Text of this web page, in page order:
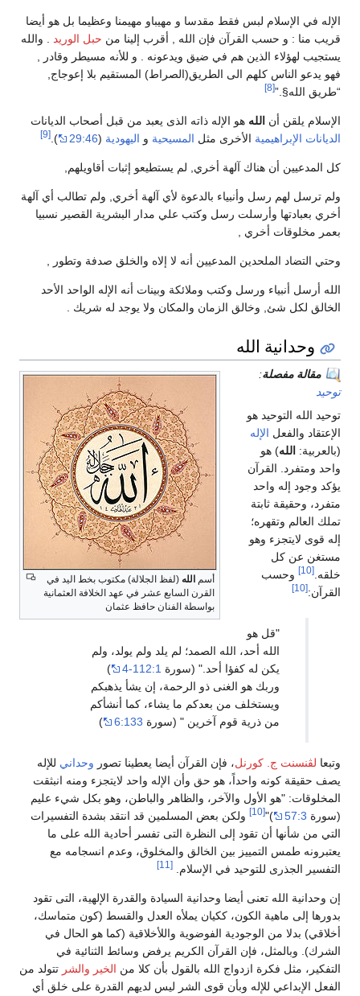
الإله في الإسلام لبس فقط مقدسا و مهيباو مهيمنا وعظيما بل هو أيضا
قريب منا : و حسب القرآن فإن الله , أقرب إلينا من حبل الوريد
. والله
يستجيب لهؤلاء الذين هم في ضيق ويدعونه . و للأنه مسيطر وقادر ,
فهو يدعو الناس كلهم الى الطريق(الصراط) المستقيم بلا إعوجاج,
“طريق الله§.”[8]
الإسلام يلقن أن الله هو الإله ذاته الذى يعبد من قبل أصحاب الديانات
الديانات الإبراهيمية الأخرى مثل المسيحية و اليهودية (
29:46
).
[9]
كل المدعيين أن هناك آلهة أخري, لم يستطيعو إثبات أقاويلهم,
ولم ترسل لهم رسل وأنبياء بالدعوة لأي آلهة أخري, ولم تطالب أي آلهة
أخري بعبادتها وأرسلت رسل وكتب علي مدار البشرية القصير نسبيا
بعمر مخلوقات أخري ,
وحتي التضاد الملحدين المدعيين أنه لا إلاه والخلق صدفة وتطور ,
الله أرسل أنبياء ورسل وكتب وملائكة وبينات أنه الإله الواحد الأحد
الخالق لكل شئ, وخالق الزمان والمكان ولا يوجد له شريك .
وحدانية الله
أسم الله (لفظ الجلالة) مكتوب بخط اليد في
القرن السابع عشر في عهد الخلافة العثمانية
بواسطة الفنان حافظ عثمان
مقالة مفصلة:
توحيد
توحيد الله التوحيد هو
الإعتقاد والفعل الإله
(بالعربية: الله) هو
واحد ومتفرد. القرآن
يؤكد وجود إله واحد
متفرد، وحقيقة ثابتة
تملك العالم وتقهره؛
إله قوى لايتجزء وهو
مستغن عن كل
خلقه. [10]
وحسب
القرآن:[10]
"قل هو
الله أحد، الله الصمد؛ لم يلد ولم يولد، ولم
يكن له كفؤا أحد." (سورة 112:1-4
)
وربك هو الغنى ذو الرحمة، إن يشأ يذهبكم
ويستخلف من بعدكم ما يشاء، كما أنشأكم
من ذرية قوم آخرين " (سورة 6:133
)
وتبعا لڤنسنت ج. كورنل، فإن القرآن أيضا يعطينا تصور وحداني للإله
يصف حقيقة كونه واحداً، هو حق وأن الإله واحد لايتجزء ومنه انبثقت
المخلوقات: "هو الأول والآخر، والظاهر والباطن، وهو بكل شيء عليم
(سورة 57:3
)"
[10]
ولكن بعض المسلمين قد انتقد بشدة التفسيرات
التي من شأنها أن تقود إلى النظرة التى تفسر أحادية الله على ما
يعتبرونه طمس التمييز بين الخالق والمخلوق، وعدم انسجامه مع
التفسير الجذرى للتوحيد في الإسلام.
[11]
إن وحدانية الله تعنى أيضا وحدانية السيادة والقدرة الإلهية، التى تقود
بدورها إلى ماهية الكون، ككيان يملأه العدل والقسط (كون متماسك،
أخلاقي) بدلا من الوجودية الفوضوية واللأخلاقية (كما هو الحال في
الشرك). وبالمثل، فإن القرآن الكريم يرفض وسائط الثنائية في
التفكير، مثل فكرة ازدواج الله بالقول بأن كلا من الخير والشر تتولد من
الفعل الإبداعي للإله وبأن قوى الشر ليس لديهم القدرة على خلق أي